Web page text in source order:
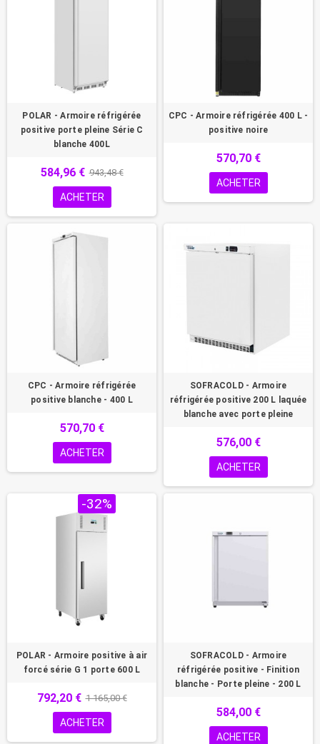
POLAR - Armoire réfrigérée
positive porte pleine Série C
blanche 400L
584,96 € 943,48 €
ACHETER
CPC - Armoire réfrigérée 400 L -
positive noire
570,70 €
ACHETER
CPC - Armoire réfrigérée
positive blanche - 400 L
570,70 €
ACHETER
SOFRACOLD - Armoire
réfrigérée positive 200 L laquée
blanche avec porte pleine
576,00 €
ACHETER
-32%
POLAR - Armoire positive à air
forcé série G 1 porte 600 L
792,20 € 1 165,00 €
ACHETER
SOFRACOLD - Armoire
réfrigérée positive - Finition
blanche - Porte pleine - 200 L
584,00 €
ACHETER